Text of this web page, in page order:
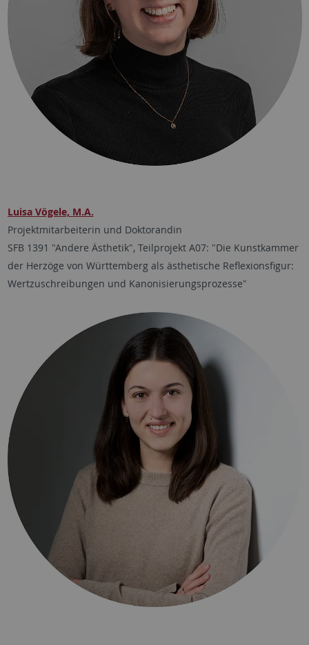
Luisa Vögele, M.A.
Projektmitarbeiterin und Doktorandin
SFB 1391 "Andere Ästhetik", Teilprojekt A07: "Die Kunstkammer
der Herzöge von Württemberg als ästhetische Reflexionsfigur:
Wertzuschreibungen und Kanonisierungsprozesse"